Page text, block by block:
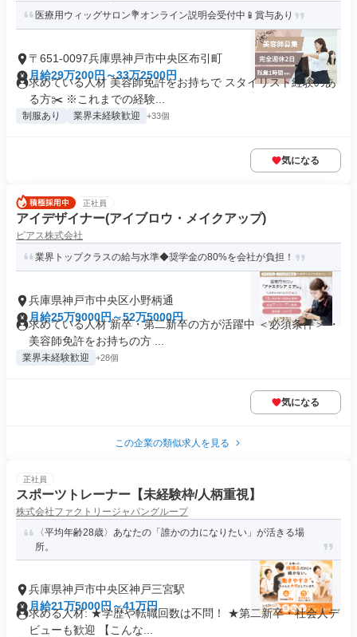
医療用ウィッグサロン💐オンライン説明会受付中📱賞与あり
〒651-0097兵庫県神戸市中央区布引町
月給29万200円～33万2500円
求めている人材 美容師免許をお持ちで スタイリスト経験のあ
る方✂️ ※これまでの経験...
制服あり 業界未経験歓迎 +33個
気になる
正社員
アイデザイナー(アイブロウ・メイクアップ)
ピアス株式会社
業界トップクラスの給与水準◆奨学金の80%を会社が負担！
兵庫県神戸市中央区小野柄通
月給25万9000円～52万5000円
求めている人材 新卒・第二新卒の方が活躍中 ＜必須条件＞ ・
美容師免許をお持ちの方 ...
業界未経験歓迎 +28個
気になる
この企業の類似求人を見る
正社員
スポーツトレーナー【未経験枠/人柄重視】
株式会社ファクトリージャパングループ
〈平均年齢28歳〉あなたの「誰かの力になりたい」が活きる場
所。
兵庫県神戸市中央区神戸三宮駅
月給21万5000円～41万円
求める人材: ★学歴や転職回数は不問！ ★第二新卒・社会人デ
ビューも歓迎 【こんな...